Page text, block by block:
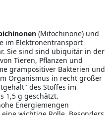
(Mitochinone) und
im Elektronentransport
Sie sind sind ubiquitär in der
Tieren, Pflanzen und
grampositiver Bakterien und
Organismus in recht großer
des Stoffes im
1,5 g geschätzt.
Energiemengen